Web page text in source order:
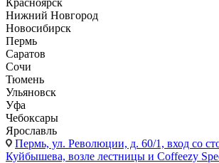
Красноярск
Нижний Новгород
Новосибирск
Пермь
Саратов
Сочи
Тюмень
Ульяновск
Уфа
Чебоксары
Ярославль
Пермь, ул. Революции, д. 60/1, вход со
Куйбышева, возле лестницы и Coffeezy